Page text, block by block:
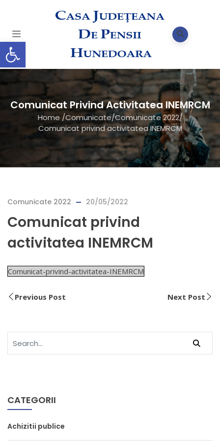
Comunicat Privind Activitatea INEMRCM
Home /Comunicate/Comunicate 2022/
Comunicat privind activitatea INEMRCM
Comunicate 2022 20/05/2022
Comunicat privind
activitatea INEMRCM
Comunicat-privind-activitatea-INEMRCM
Previous Post Next Post
CATEGORII
Achizitii publice
Deschide bara de unelte